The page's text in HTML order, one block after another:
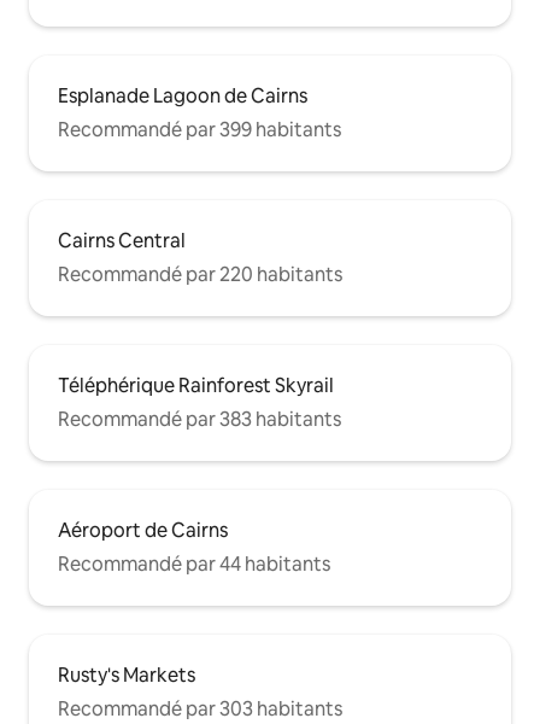
Esplanade Lagoon de Cairns
Recommandé par 399 habitants
Cairns Central
Recommandé par 220 habitants
Téléphérique Rainforest Skyrail
Recommandé par 383 habitants
Aéroport de Cairns
Recommandé par 44 habitants
Rusty's Markets
Recommandé par 303 habitants